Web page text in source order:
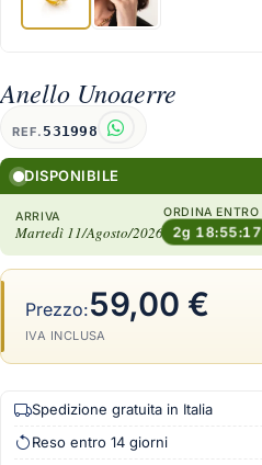
Anello Unoaerre
REF. 531998
DISPONIBILE
ARRIVA
Martedì 11/Agosto/2026
ORDINA ENTRO
2g 18:55:16
Prezzo:59,00 €
IVA INCLUSA
Spedizione gratuita in Italia
Reso entro 14 giorni